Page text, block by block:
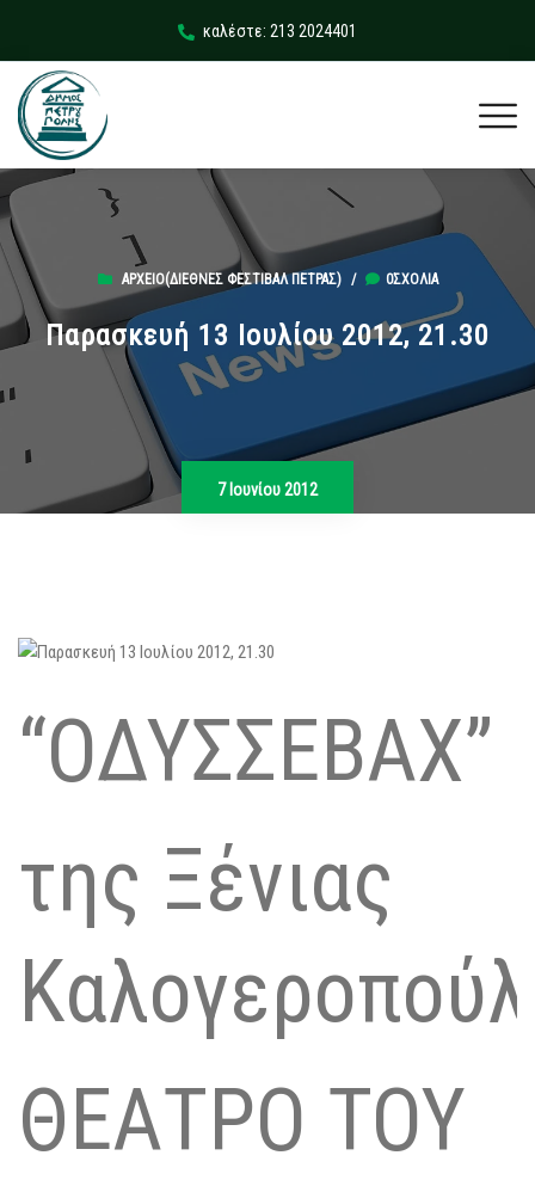
καλέστε: 213 2024401
ΑΡΧΕΊΟ(ΔΙΕΘΝΈΣ ΦΕΣΤΙΒΆΛ ΠΈΤΡΑΣ)/ 0ΣΧΌΛΙΑ
Παρασκευή 13 Ιουλίου 2012, 21.30
7 Ιουνίου 2012
“ΟΔΥΣΣΕΒΑΧ”
της Ξένιας
ΘΕΑΤΡΟ ΤΟΥ